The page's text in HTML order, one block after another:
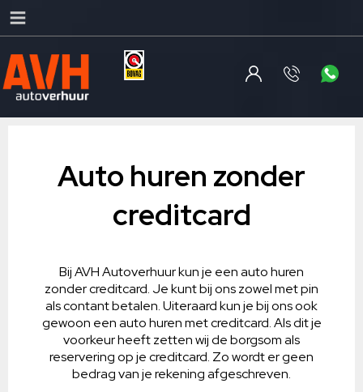
Auto huren zonder
creditcard
Bij AVH Autoverhuur kun je een auto huren
zonder creditcard. Je kunt bij ons zowel met pin
als contant betalen. Uiteraard kun je bij ons ook
gewoon een auto huren met creditcard. Als dit je
voorkeur heeft zetten wij de borgsom als
reservering op je creditcard. Zo wordt er geen
bedrag van je rekening afgeschreven.